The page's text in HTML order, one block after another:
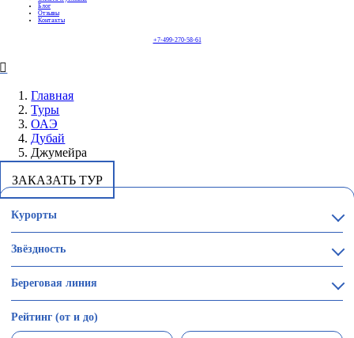
Блог
Отзывы
Контакты
+7-499-270-58-61
Главная
Туры
ОАЭ
Дубай
Джумейра
ЗАКАЗАТЬ ТУР
Курорты
Звёздность
Береговая линия
Рейтинг (от и до)